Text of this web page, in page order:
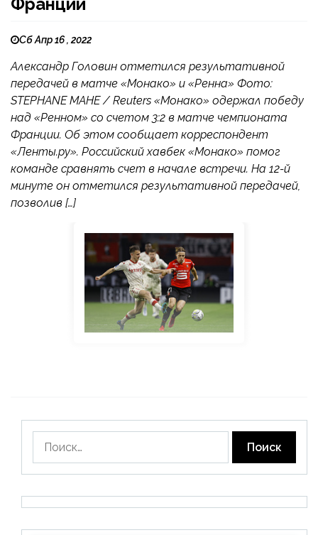
Сб Апр 16 , 2022
Александр Головин отметился результативной
передачей в матче «Монако» и «Ренна» Фото:
STEPHANE MAHE / Reuters «Монако» одержал победу
над «Ренном» со счетом 3:2 в матче чемпионата
Франции. Об этом сообщает корреспондент
«Ленты.ру». Российский хавбек «Монако» помог
команде сравнять счет в начале встречи. На 12-й
минуте он отметился результативной передачей,
позволив […]